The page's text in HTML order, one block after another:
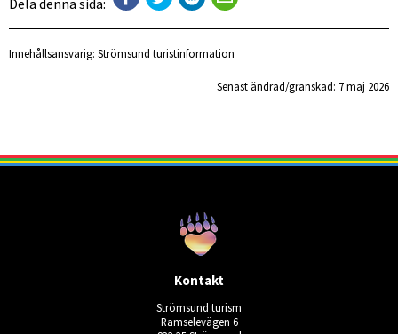
Innehållsansvarig: Strömsund turistinformation
Senast ändrad/granskad: 7 maj 2026
Kontakt
Strömsund turism
Ramselevägen 6